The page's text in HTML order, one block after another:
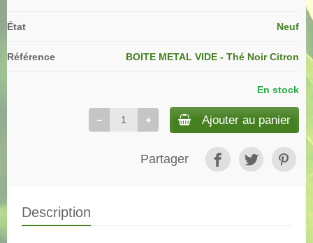
État Neuf
Référence BOITE METAL VIDE - Thé Noir Citron
En stock
Ajouter au panier
Partager
Description